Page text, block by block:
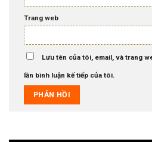
Trang web
Lưu tên của tôi, email, và trang
lần bình luận kế tiếp của tôi.